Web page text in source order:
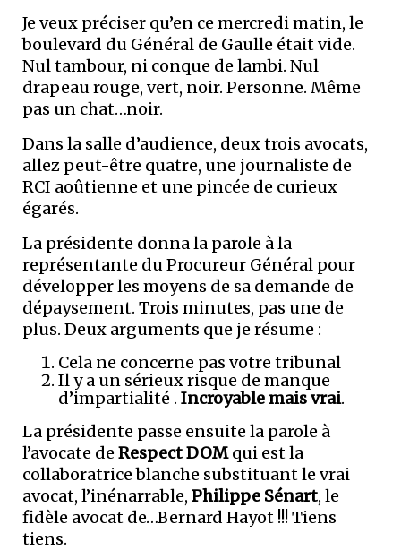
Je veux préciser qu’en ce mercredi matin, le
boulevard du Général de Gaulle était vide.
Nul tambour, ni conque de lambi. Nul
drapeau rouge, vert, noir. Personne. Même
pas un chat…noir.
Dans la salle d’audience, deux trois avocats,
allez peut-être quatre, une journaliste de
RCI aoûtienne et une pincée de curieux
égarés.
La présidente donna la parole à la
représentante du Procureur Général pour
développer les moyens de sa demande de
dépaysement. Trois minutes, pas une de
plus. Deux arguments que je résume :
Cela ne concerne pas votre tribunal
Il y a un sérieux risque de manque
d’impartialité . Incroyable mais vrai.
La présidente passe ensuite la parole à
l’avocate de Respect DOMqui est la
collaboratrice blanche substituant le vrai
avocat, l’inénarrable, Philippe Sénart, le
fidèle avocat de…Bernard Hayot !!! Tiens
tiens.